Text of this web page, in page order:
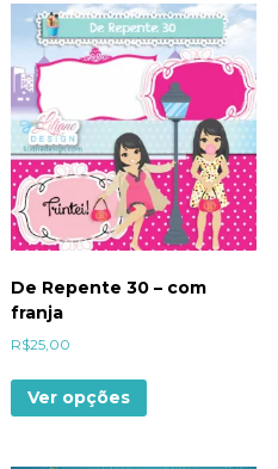
De Repente 30 – com
franja
R$25,00
Ver opções